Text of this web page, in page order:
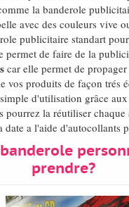
la banderole
avec des couleurs vive
publicitaire standart
permet de faire de la
car elle permet de
vos produits de façon trés
d'utilisation grâce
pourrez la réutiliser chaque
date a l'aide d'autocollants
prendre?